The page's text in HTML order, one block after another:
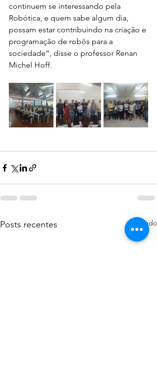
continuem se interessando pela
Robótica, e quem sabe algum dia,
possam estar contribuindo na criação e
programação de robôs para a
sociedade”, disse o professor Renan
Michel Hoff.
Posts recentes Ver tudo